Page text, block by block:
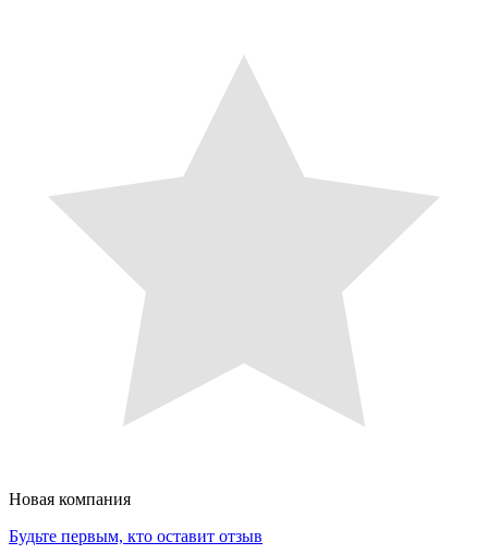
Новая компания
Будьте первым, кто оставит отзыв